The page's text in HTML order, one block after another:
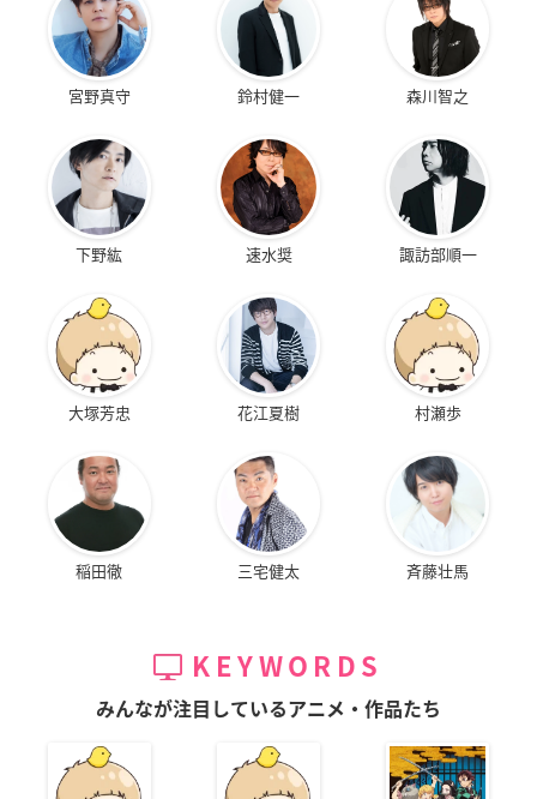
宮野真守 鈴村健一 森川智之
下野紘 速水奨 諏訪部順一
大塚芳忠 花江夏樹 村瀬歩
稲田徹 三宅健太 斉藤壮馬
KEYWORDS
みんなが注目しているアニメ・作品たち